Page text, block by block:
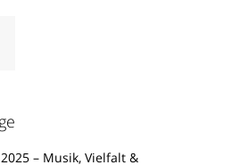
– Musik, Vielfalt &